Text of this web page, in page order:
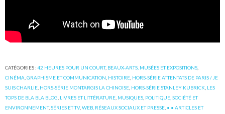
CATÉGORIES :42 HEURES POUR UN COURT, BEAUX-ARTS, MUSÉES ET EXPOSITIONS
CINÉMA ,GRAPHISME ET COMMUNICATION HISTOIRE HORS-SÉRIE ATTENTATS DE PARIS / JE
SUIS CHARLIE HORS-SÉRIE MONTARGIS LA CHINOISE HORS-SÉRIE STANLEY KUBRICK LES
TOPS DE BLA BLA BLOG LIVRES ET LITTÉRATURE MUSIQUES POLITIQUE, SOCIÉTÉ ET
ENVIRONNEMENT,SÉRIES ET TV,WEB, RÉSEAUX SOCIAUX ET PRESSE • • ARTICLES ET